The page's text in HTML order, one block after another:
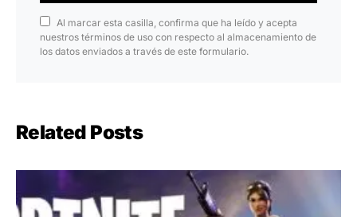
Al marcar esta casilla, confirma que ha leído y acepta
nuestros términos de uso con respecto al almacenamiento de
los datos enviados a través de este formulario.
Related Posts